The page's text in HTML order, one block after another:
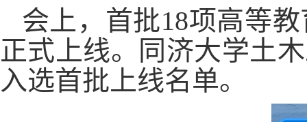
会上，首批18项高等
正式上线。同济大学土
入选首批上线名单。